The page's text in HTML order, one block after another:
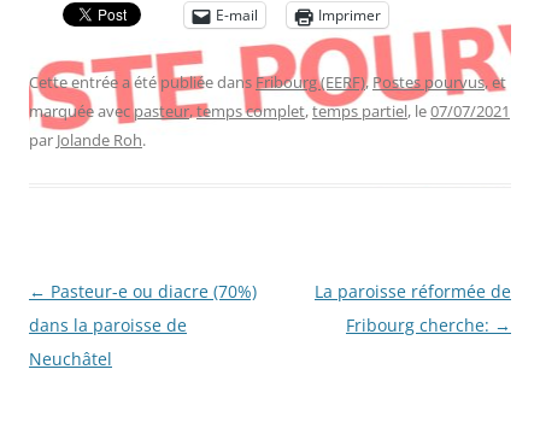
E-mail
Imprimer
Cette entrée a été publiée dans Fribourg (EERF), Postes pourvus, et
marquée avecpasteur,temps complet,temps partiel, le07/07/2021
par Jolande Roh.
Navigation
des
articles
← Pasteur-e ou diacre (70%)
dans la paroisse de
Neuchâtel
La paroisse réformée de
Fribourg cherche: →